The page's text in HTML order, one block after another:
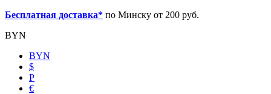
Бесплатная доставка* по Минску от 200 руб.
BYN
BYN
$
Р
€